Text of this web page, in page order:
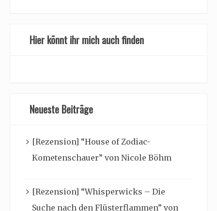
Hier könnt ihr mich auch finden
Neueste Beiträge
[Rezension] “House of Zodiac-
Kometenschauer” von Nicole Böhm
[Rezension] “Whisperwicks – Die
Suche nach den Flüsterflammen” von